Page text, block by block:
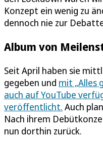
Konzept ein wenig zu
dennoch nie zur
Album von
Seit April haben sie
gegeben und mit „Alles
auch auf YouTube
veröffentlicht. Auch
Nach ihrem
nun dorthin zurück.